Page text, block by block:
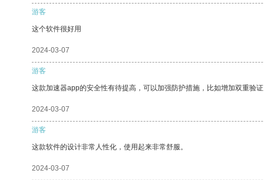
游客
这个软件很好用
2024-03-07
游客
这款加速器app的安全性有待提高，可以加强防护措施，比如增加双重验
2024-03-07
游客
这款软件的设计非常人性化，使用起来非常舒服。
2024-03-07